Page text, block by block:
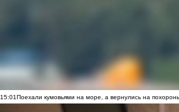
15:01Поехали кумовьями на море, а вернулись на